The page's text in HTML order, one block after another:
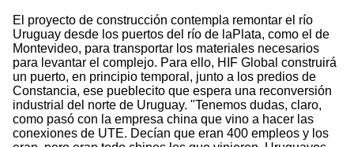
El proyecto de construcción contempla remontar el río
Uruguay desde los puertos del río de laPlata, como el de
Montevideo, para transportar los materiales necesarios
para levantar el complejo. Para ello, HIF Global construirá
un puerto, en principio temporal, junto a los predios de
Constancia, ese pueblecito que espera una reconversión
industrial del norte de Uruguay. "Tenemos dudas, claro,
como pasó con la empresa china que vino a hacer las
conexiones de UTE. Decían que eran 400 empleos y los